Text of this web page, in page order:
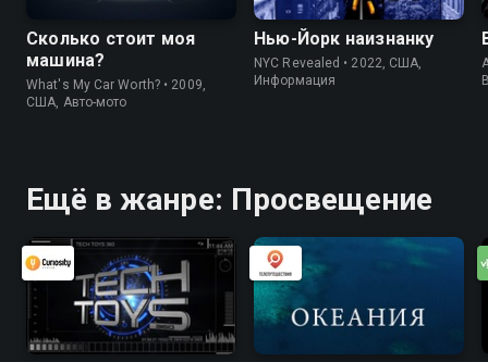
Сколько стоит моя
машина?
What's My Car Worth? • 2009,
США, Авто-мото
Нью-Йорк наизнанку
NYC Revealed • 2022, США,
Информация
Ещё в жанре: Просвещение